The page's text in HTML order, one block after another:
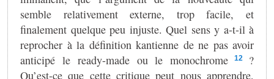
semble relativement externe, trop facile, et
finalement quelque peu injuste. Quel sens y a-t-il à
reprocher à la définition kantienne de ne pas avoir
anticipé le ready-made ou le monochrome 12 ?
Qu’est-ce que cette critique peut nous apprendre,